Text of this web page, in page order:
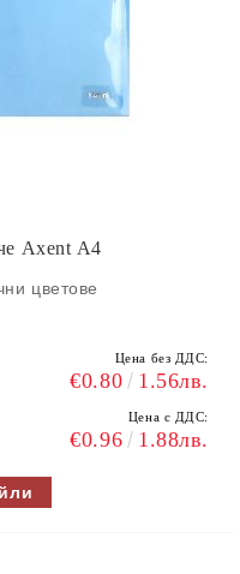
Axent А4
цветове
Цена без ДДС:
€0.80 1.56лв.
Цена с ДДС:
€0.96 1.88лв.